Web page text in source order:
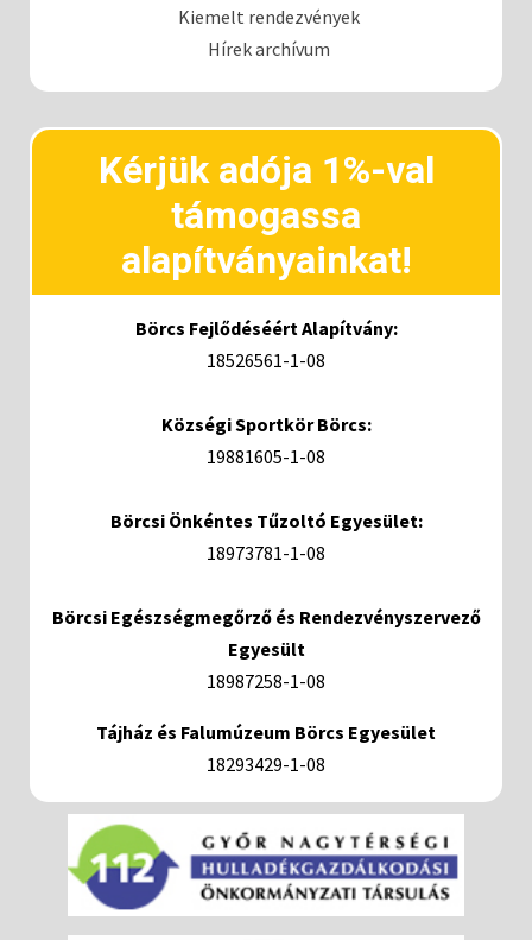
Kiemelt rendezvények
Hírek archívum
Kérjük adója 1%-val
támogassa
alapítványainkat!
Börcs Fejlődéséért Alapítvány:
18526561-1-08
Községi Sportkör Börcs:
19881605-1-08
Börcsi Önkéntes Tűzoltó Egyesület:
18973781-1-08
Börcsi Egészségmegőrző és Rendezvényszervező
Egyesült
18987258-1-08
Tájház és Falumúzeum Börcs Egyesület
18293429-1-08